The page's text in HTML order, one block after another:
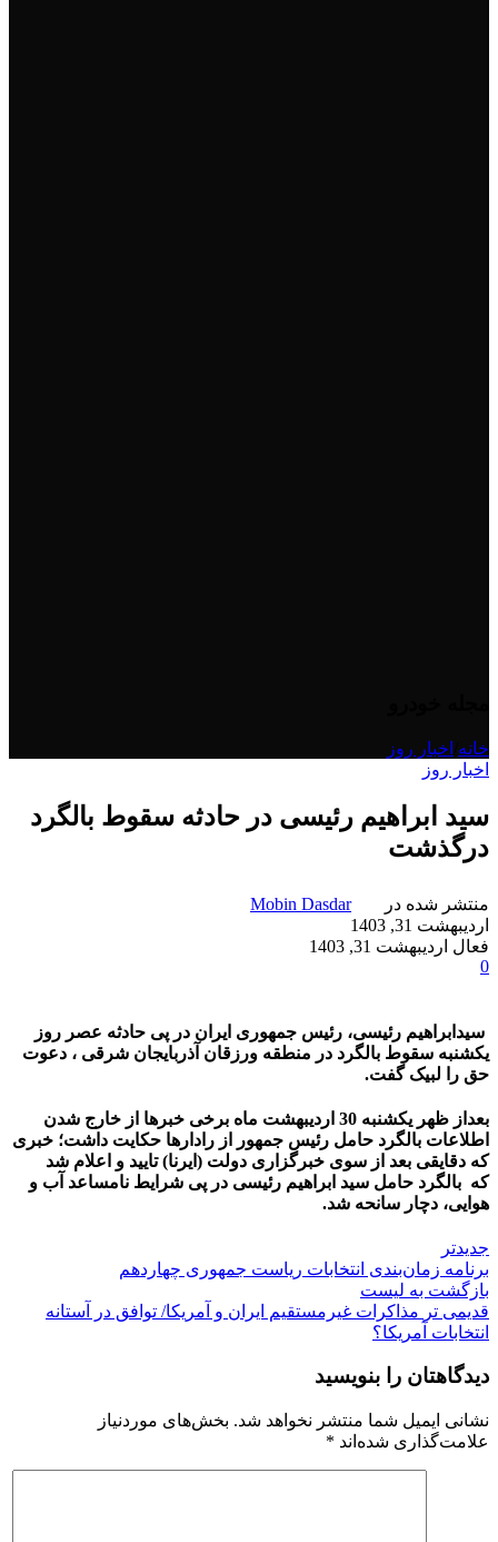
خانه اخبار روز
اخبار روز
سید ابراهیم رئیسی در حادثه سقوط بالگرد
درگذشت
منتشر شده در
Mobin Dasdar
اردیبهشت 31, 1403
فعال اردیبهشت 31, 1403
0
سیدابراهیم رئیسی، رئیس جمهوری ایران در پی حادثه عصر روز
یکشنبه سقوط بالگرد در منطقه ورزقان آذربایجان شرقی ، دعوت
حق را لبیک گفت.
بعداز ظهر یکشنبه 30 اردیبهشت ماه برخی خبرها از خارج شدن
اطلاعات بالگرد حامل رئیس جمهور از رادارها حکایت داشت؛ خبری
که دقایقی بعد از سوی خبرگزاری دولت (ایرنا) تایید و اعلام شد
که بالگرد حامل سید ابراهیم رئیسی در پی شرایط نامساعد آب و
هوایی، دچار سانحه شد.
جدیدتر
برنامه زمان‌بندی انتخابات ریاست جمهوری چهاردهم
بازگشت به لیست
قدیمی تر مذاکرات غیرمستقیم ایران و آمریکا/ توافق در آستانه
انتخابات آمریکا؟
دیدگاهتان را بنویسید
نشانی ایمیل شما منتشر نخواهد شد. بخش‌های موردنیاز
علامت‌گذاری شده‌اند *